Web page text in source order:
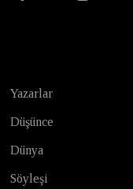
Yazarlar
Düşünce
Dünya
Söyleşi